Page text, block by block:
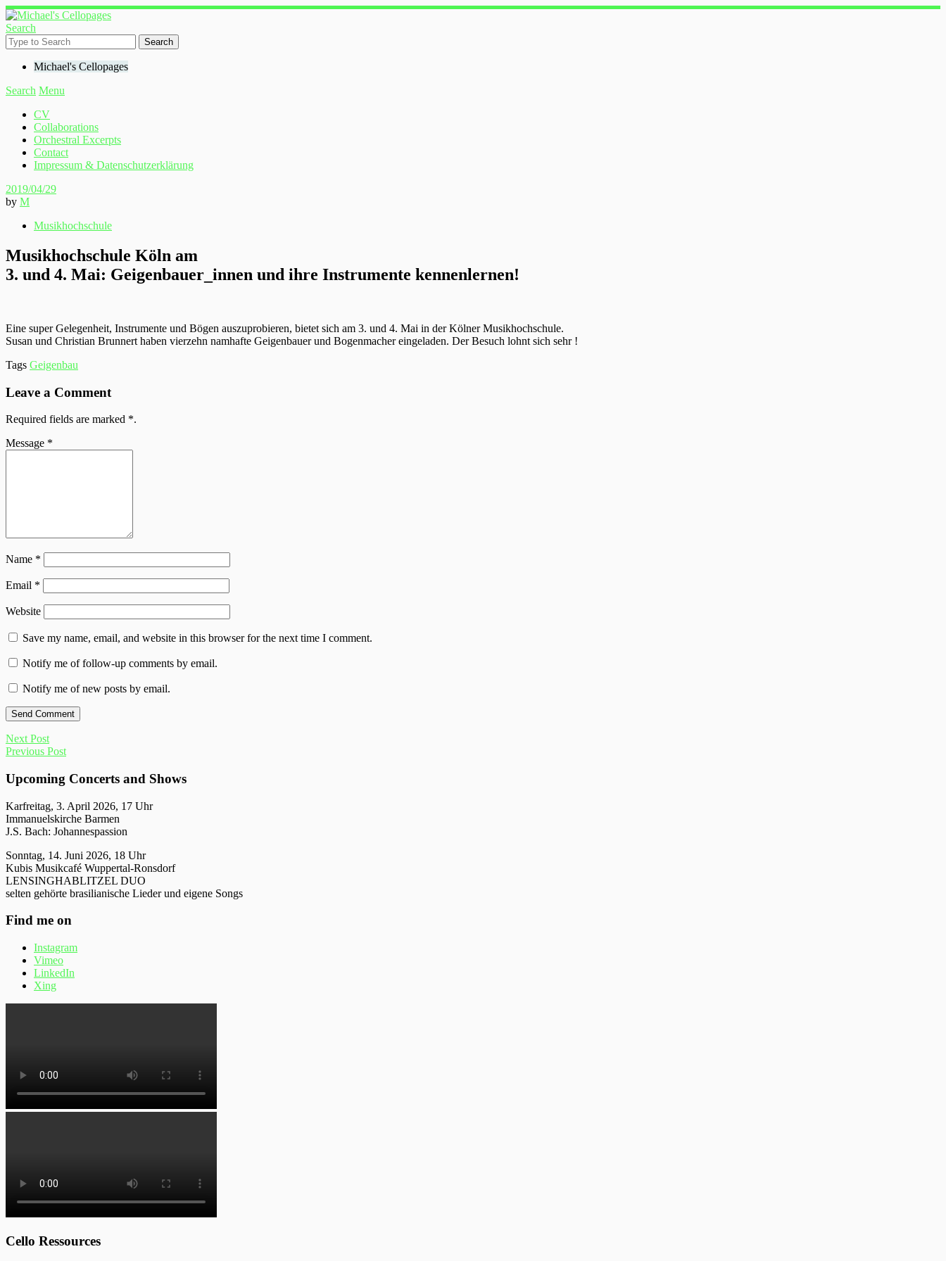
Search
Michael's Cellopages
Search Menu
CV
Collaborations
Orchestral Excerpts
Contact
Impressum & Datenschutzerklärung
2019/04/29
by M
Musikhochschule
Musikhochschule Köln am
3. und 4. Mai: Geigenbauer_innen und ihre Instrumente kennenlernen!
Eine super Gelegenheit, Instrumente und Bögen auszuprobieren, bietet sich am 3. und 4. Mai in der Kölner Musikhochschule.
Susan und Christian Brunnert haben vierzehn namhafte Geigenbauer und Bogenmacher eingeladen. Der Besuch lohnt sich sehr !
Tags Geigenbau
Leave a Comment
Required fields are marked *.
Message *
Name *
Email *
Website
Save my name, email, and website in this browser for the next time I comment.
Notify me of follow-up comments by email.
Notify me of new posts by email.
Next Post
Previous Post
Upcoming Concerts and Shows
Karfreitag, 3. April 2026, 17 Uhr
Immanuelskirche Barmen
J.S. Bach: Johannespassion
Sonntag, 14. Juni 2026, 18 Uhr
Kubis Musikcafé Wuppertal-Ronsdorf
LENSINGHABLITZEL DUO
selten gehörte brasilianische Lieder und eigene Songs
Find me on
Instagram
Vimeo
LinkedIn
Xing
Cello Ressources